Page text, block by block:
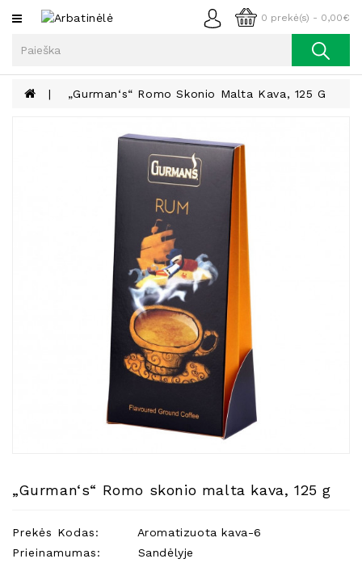
0 prekė(s) - 0,00€
Kategorijos
Kava
Higienos
Priemonės
„Gurman‘s“ Romo Skonio Malta Kava, 125 G
„Gurman‘s“ Romo skonio malta kava, 125 g
Prekės Kodas:
Aromatizuota kava-6
Prieinamumas:
Sandėlyje